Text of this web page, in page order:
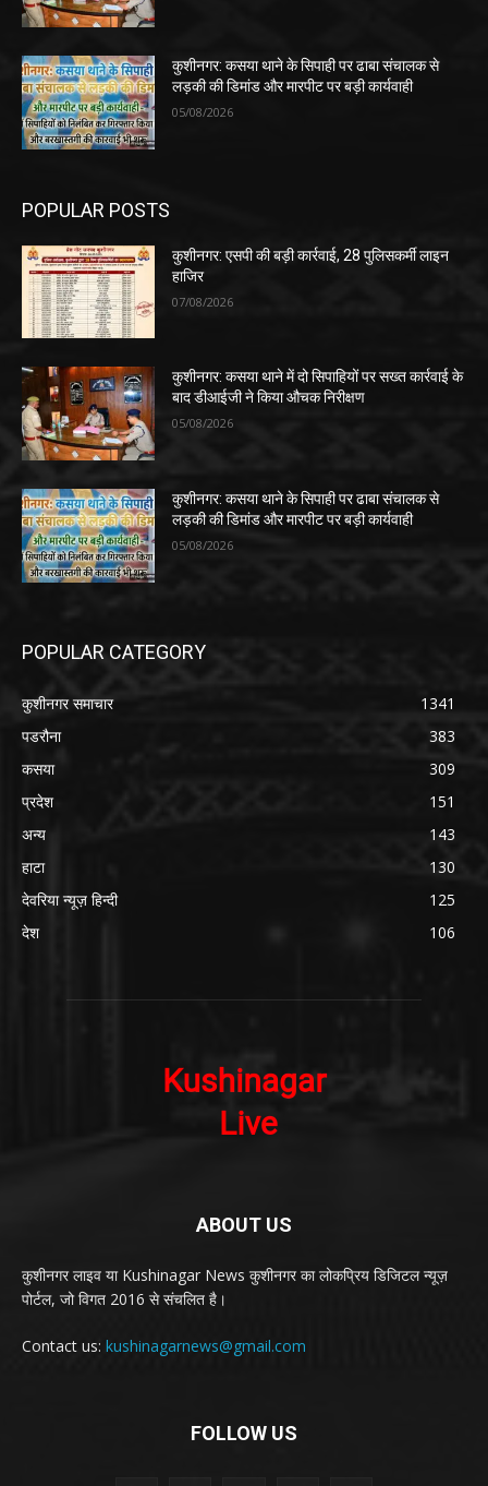
कुशीनगर: कसया थाने के सिपाही पर ढाबा संचालक से
लड़की की डिमांड और मारपीट पर बड़ी कार्यवाही
05/08/2026
POPULAR POSTS
कुशीनगर: एसपी की बड़ी कार्रवाई, 28 पुलिसकर्मी लाइन
हाजिर
07/08/2026
कुशीनगर: कसया थाने में दो सिपाहियों पर सख्त कार्रवाई के
बाद डीआईजी ने किया औचक निरीक्षण
05/08/2026
कुशीनगर: कसया थाने के सिपाही पर ढाबा संचालक से
लड़की की डिमांड और मारपीट पर बड़ी कार्यवाही
05/08/2026
POPULAR CATEGORY
कुशीनगर समाचार
1341
पडरौना
383
कसया
309
प्रदेश
151
अन्य
143
हाटा
130
देवरिया न्यूज़ हिन्दी
125
देश
106
ABOUT US
कुशीनगर लाइव या Kushinagar News कुशीनगर का लोकप्रिय डिजिटल न्यूज़
पोर्टल, जो विगत 2016 से संचलित है।
Contact us: kushinagarnews@gmail.com
FOLLOW US